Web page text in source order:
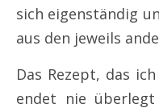
sich eigenständig
aus den jeweils
Das Rezept, das
endet nie